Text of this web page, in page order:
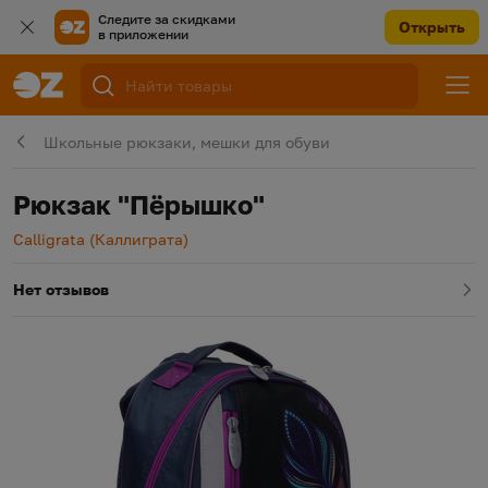
Следите за скидками
в приложении
Открыть
Школьные рюкзаки, мешки для обуви
Рюкзак "Пёрышко"
Производитель
Calligrata (Каллиграта)
Нет отзывов